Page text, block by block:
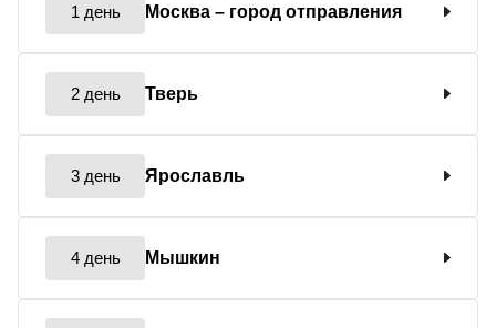
1 день Москва – город отправления
2 день Тверь
3 день Ярославль
4 день Мышкин